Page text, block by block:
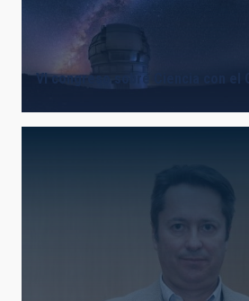
VI congreso sobre Ciencia con el